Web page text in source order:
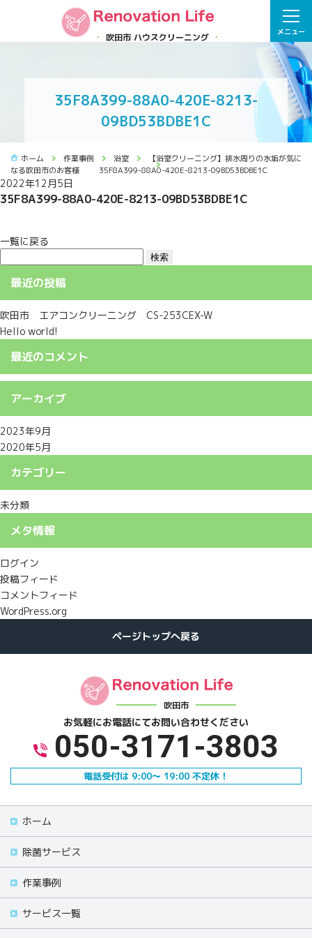
吹田市 ハウスクリーニング メニュー
35F8A399-88A0-420E-8213-
09BD53BDBE1C
ホーム 作業事例 浴室
【浴室クリーニング】排水周りの水垢が気に
なる吹田市のお客様
35F8A399-88A0-420E-8213-09BD53BDBE1C
2022年12月5日
35F8A399-88A0-420E-8213-09BD53BDBE1C
一覧に戻る
索:
最近の投稿
吹田市 エアコンクリーニング CS-253CEX-W
Hello world!
最近のコメント
アーカイブ
2023年9月
2020年5月
カテゴリー
未分類
メタ情報
ログイン
投稿フィード
コメントフィード
WordPress.org
吹田市
お気軽にお電話にてお問い合わせください
050-3171-3803
電話受付は 9:00～ 19:00 不定休！
ホーム
除菌サービス
作業事例
サービス一覧